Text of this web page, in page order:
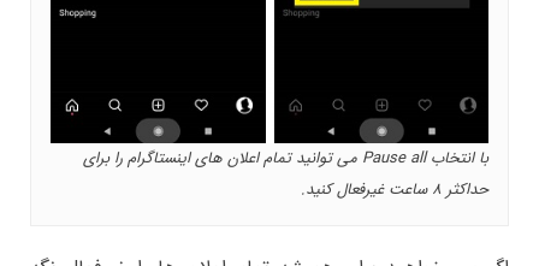
با انتخاب Pause all می توانید تمام اعلان های اینستاگرام را برای
حداکثر 8 ساعت غیرفعال کنید.